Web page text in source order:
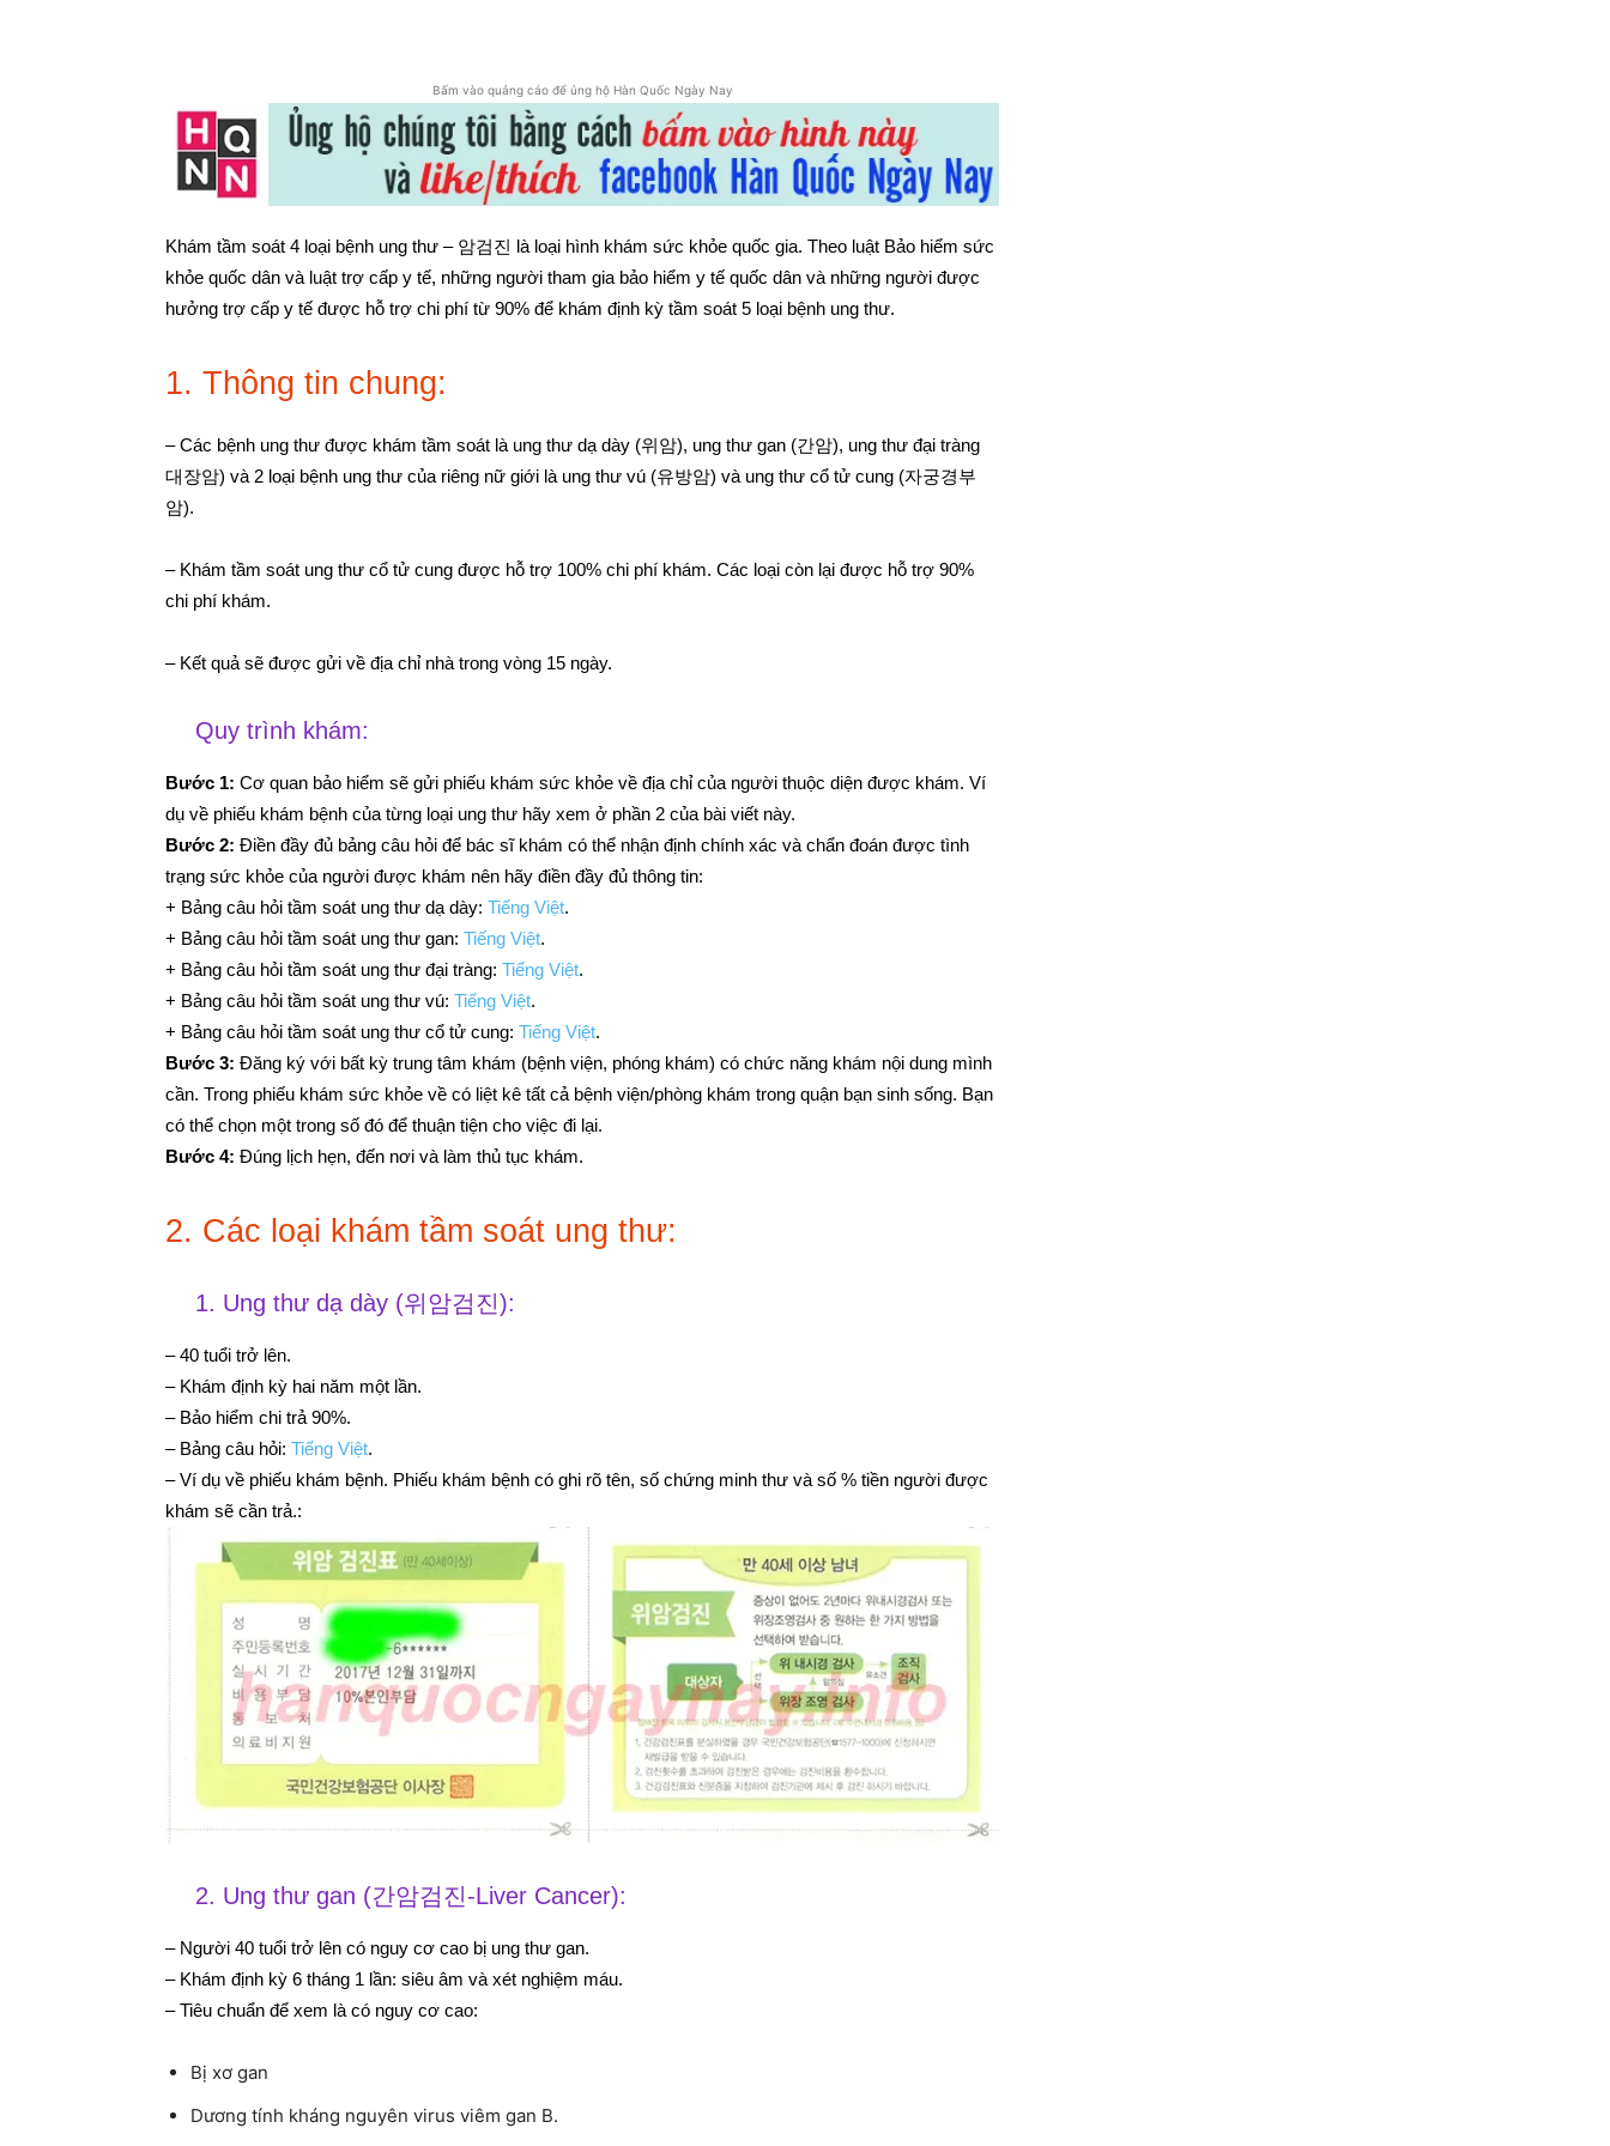
Bấm vào quảng cáo để ủng hộ Hàn Quốc Ngày Nay
Khám tầm soát 4 loại bệnh ung thư – 암검진 là loại hình khám sức khỏe quốc gia. Theo luật Bảo hiểm sức
khỏe quốc dân và luật trợ cấp y tế, những người tham gia bảo hiểm y tế quốc dân và những người được
hưởng trợ cấp y tế được hỗ trợ chi phí từ 90% để khám định kỳ tầm soát 5 loại bệnh ung thư.
1. Thông tin chung:
– Các bệnh ung thư được khám tầm soát là ung thư dạ dày (위암), ung thư gan (간암), ung thư đại tràng
대장암) và 2 loại bệnh ung thư của riêng nữ giới là ung thư vú (유방암) và ung thư cổ tử cung (자궁경부
암).
– Khám tầm soát ung thư cổ tử cung được hỗ trợ 100% chi phí khám. Các loại còn lại được hỗ trợ 90%
chi phí khám.
– Kết quả sẽ được gửi về địa chỉ nhà trong vòng 15 ngày.
Quy trình khám:
Bước 1: Cơ quan bảo hiểm sẽ gửi phiếu khám sức khỏe về địa chỉ của người thuộc diện được khám. Ví
dụ về phiếu khám bệnh của từng loại ung thư hãy xem ở phần 2 của bài viết này.
Bước 2: Điền đầy đủ bảng câu hỏi để bác sĩ khám có thể nhận định chính xác và chẩn đoán được tình
trạng sức khỏe của người được khám nên hãy điền đầy đủ thông tin:
+ Bảng câu hỏi tầm soát ung thư dạ dày: Tiếng Việt.
+ Bảng câu hỏi tầm soát ung thư gan: Tiếng Việt.
+ Bảng câu hỏi tầm soát ung thư đại tràng: Tiếng Việt.
+ Bảng câu hỏi tầm soát ung thư vú: Tiếng Việt.
+ Bảng câu hỏi tầm soát ung thư cổ tử cung: Tiếng Việt.
Bước 3: Đăng ký với bất kỳ trung tâm khám (bệnh viện, phóng khám) có chức năng khám nội dung mình
cần. Trong phiếu khám sức khỏe về có liệt kê tất cả bệnh viện/phòng khám trong quận bạn sinh sống. Bạn
có thể chọn một trong số đó để thuận tiện cho việc đi lại.
Bước 4: Đúng lịch hẹn, đến nơi và làm thủ tục khám.
2. Các loại khám tầm soát ung thư:
1. Ung thư dạ dày (위암검진):
– 40 tuổi trở lên.
– Khám định kỳ hai năm một lần.
– Bảo hiểm chi trả 90%.
– Bảng câu hỏi: Tiếng Việt.
– Ví dụ về phiếu khám bệnh. Phiếu khám bệnh có ghi rõ tên, số chứng minh thư và số % tiền người được
khám sẽ cần trả.:
2. Ung thư gan (간암검진-Liver Cancer):
– Người 40 tuổi trở lên có nguy cơ cao bị ung thư gan.
– Khám định kỳ 6 tháng 1 lần: siêu âm và xét nghiệm máu.
– Tiêu chuẩn để xem là có nguy cơ cao:
Bị xơ gan
Dương tính kháng nguyên virus viêm gan B.